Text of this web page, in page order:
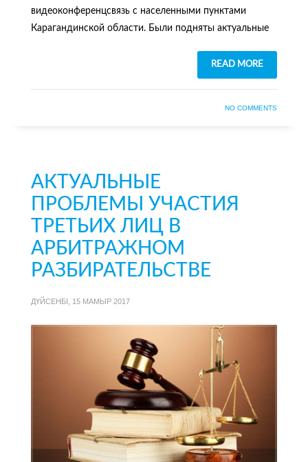
видеоконференцсвязь с населенными пунктами
Карагандинской области. Были подняты актуальные
READ MORE
NO COMMENTS
АКТУАЛЬНЫЕ
ПРОБЛЕМЫ УЧАСТИЯ
ТРЕТЬИХ ЛИЦ В
АРБИТРАЖНОМ
РАЗБИРАТЕЛЬСТВЕ
ДҮЙСЕНБІ, 15 МАМЫР 2017